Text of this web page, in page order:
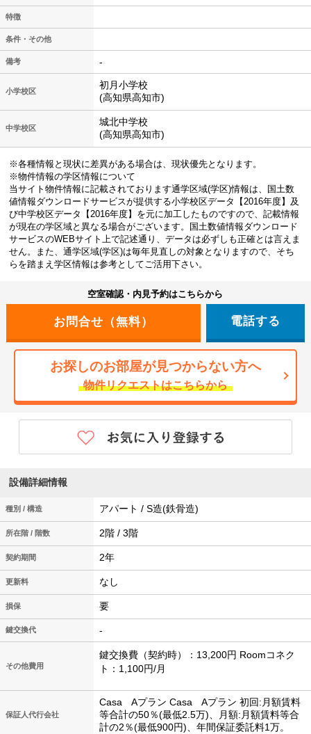
特徴
条件・その他
備考 -
小学校区
初月小学校
(高知県高知市)
中学校区
城北中学校
(高知県高知市)
※各種情報と現状に差異がある場合は、現状優先となります。
※物件情報の学区情報について
当サイト物件情報に記載されております通学区域(学区)情報は、国土数
値情報ダウンロードサービスが提供する小学校区データ【2016年度】及
び中学校区データ【2016年度】を元に加工したものですので、記載情報
が現在の学区域と異なる場合がございます。国土数値情報ダウンロード
サービスのWEBサイト上で記述通り、データは必ずしも正確とは言えま
せん。また、通学区域(学区)は毎年見直しの対象となりますので、そち
らを踏まえ学区情報は参考としてご活用下さい。
空室確認・内見予約はこちらから
電話する
お探しのお部屋が見つからない方へ
物件リクエストはこちらから
設備詳細情報
種別 / 構造 アパート / S造(鉄骨造)
所在階 / 階数 2階 / 3階
契約期間 2年
更新料 なし
損保 要
鍵交換代 -
その他費用
鍵交換費（契約時）：13,200円 Roomコネク
ト：1,100円/月
保証人代行会社
Casa Aプラン Casa Aプラン 初回:月額賃料
等合計の50％(最低2.5万)、月額:月額賃料等合
計の2％(最低900円)、年間保証委託料1万。